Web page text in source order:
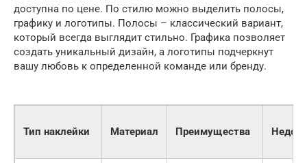
доступна по цене. По стилю можно выделить полосы,
графику и логотипы. Полосы – классический вариант,
который всегда выглядит стильно. Графика позволяет
создать уникальный дизайн, а логотипы подчеркнут
вашу любовь к определенной команде или бренду.
Тип наклейки Материал Преимущества